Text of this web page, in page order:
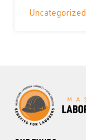
Uncategorized